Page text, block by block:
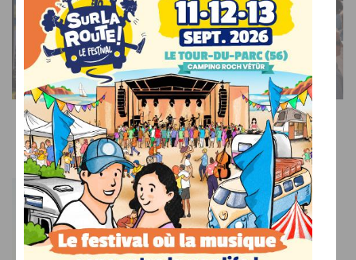
SUR LE WEB
Voyage, musique et océan : venez découvrir et
célébrer la vanlife en Bretagne !